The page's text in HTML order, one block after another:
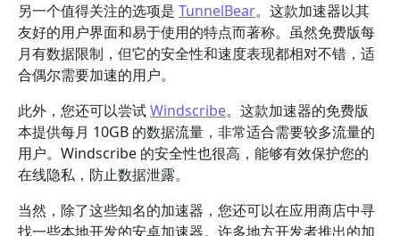
另一个值得关注的选项是 TunnelBear。这款加速器以其
友好的用户界面和易于使用的特点而著称。虽然免费版每
月有数据限制，但它的安全性和速度表现都相对不错，适
合偶尔需要加速的用户。
此外，您还可以尝试Windscribe。这款加速器的免费版
本提供每月 10GB 的数据流量，非常适合需要较多流量的
用户。Windscribe 的安全性也很高，能够有效保护您的
在线隐私，防止数据泄露。
当然，除了这些知名的加速器，您还可以在应用商店中寻
找一些本地开发的安卓加速器。许多地方开发者推出的加